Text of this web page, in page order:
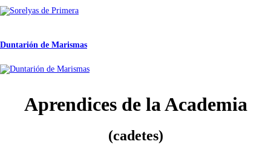
Duntarión de Marismas
Aprendices de la Academia
(cadetes)